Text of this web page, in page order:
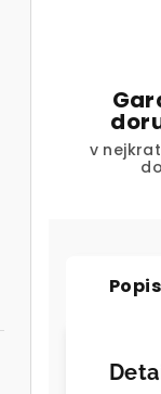
v
Popis